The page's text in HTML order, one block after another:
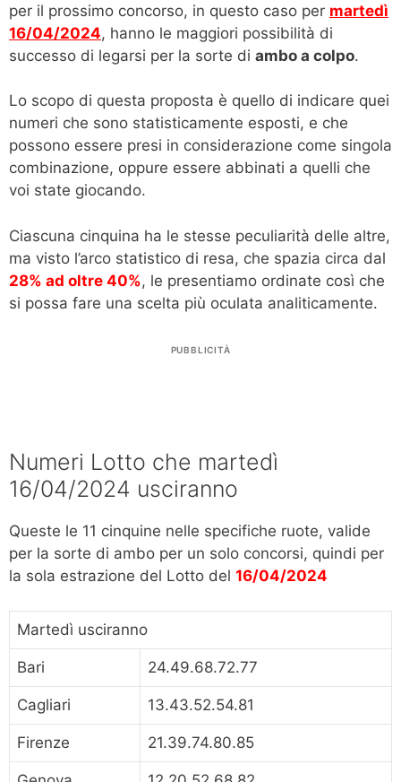
per il prossimo concorso, in questo caso per martedì
16/04/2024, hanno le maggiori possibilità di
successo di legarsi per la sorte di ambo a colpo.
Lo scopo di questa proposta è quello di indicare quei
numeri che sono statisticamente esposti, e che
possono essere presi in considerazione come singola
combinazione, oppure essere abbinati a quelli che
voi state giocando.
Ciascuna cinquina ha le stesse peculiarità delle altre,
ma visto l’arco statistico di resa, che spazia circa dal
28% ad oltre 40%, le presentiamo ordinate così che
si possa fare una scelta più oculata analiticamente.
PUBBLICITÀ
Numeri Lotto che martedì
16/04/2024 usciranno
Queste le 11 cinquine nelle specifiche ruote, valide
per la sorte di ambo per un solo concorsi, quindi per
la sola estrazione del Lotto del 16/04/2024
Martedì usciranno
Bari 24.49.68.72.77
Cagliari 13.43.52.54.81
Firenze 21.39.74.80.85